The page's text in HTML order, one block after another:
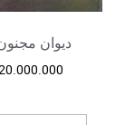
دیوان